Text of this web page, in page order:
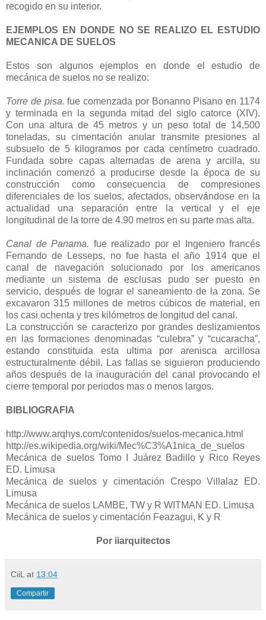
recogido en su interior.
EJEMPLOS EN DONDE NO SE REALIZO EL ESTUDIO
MECANICA DE SUELOS
Estos son algunos ejemplos en donde el estudio de
mecánica de suelos no se realizo:
Torre de pisa. fue comenzada por Bonanno Pisano en 1174
y terminada en la segunda mitad del siglo catorce (XIV).
Con una altura de 45 metros y un peso total de 14,500
toneladas, su cimentación anular transmite presiones al
subsuelo de 5 kilogramos por cada centímetro cuadrado.
Fundada sobre capas alternadas de arena y arcilla, su
inclinación comenzó a producirse desde la época de su
construcción como consecuencia de compresiones
diferenciales de los suelos, afectados, observándose en la
actualidad una separación entre la vertical y el eje
longitudinal de la torre de 4.90 metros en su parte mas alta.
Canal de Panama. fue realizado por el Ingeniero francés
Fernando de Lesseps, no fue hasta el año 1914 que el
canal de navegación solucionado por los americanos
mediante un sistema de esclusas pudo ser puesto en
servicio, después de lograr el saneamiento de la zona. Se
excavaron 315 millones de metros cúbicos de material, en
los casi ochenta y tres kilómetros de longitud del canal.
La construcción se caracterizo por grandes deslizamientos
en las formaciones denominadas “culebra” y “cucaracha”,
estando constituida esta ultima por arenisca arcillosa
estructuralmente débil. Las fallas se siguieron produciendo
años después de la inauguración del canal provocando el
cierre temporal por periodos mas o menos largos.
BIBLIOGRAFIA
http://www.arqhys.com/contenidos/suelos-mecanica.html
http://es.wikipedia.org/wiki/Mec%C3%A1nica_de_suelos
Mecánica de suelos Tomo I Juárez Badillo y Rico Reyes
ED. Limusa
Mecánica de suelos y cimentación Crespo Villalaz ED.
Limusa
Mecánica de suelos LAMBE, TW y R WITMAN ED. Limusa
Mecánica de suelos y cimentación Feazagui, K y R
Por iiarquitectos
CiiL at 13:04
Compartir